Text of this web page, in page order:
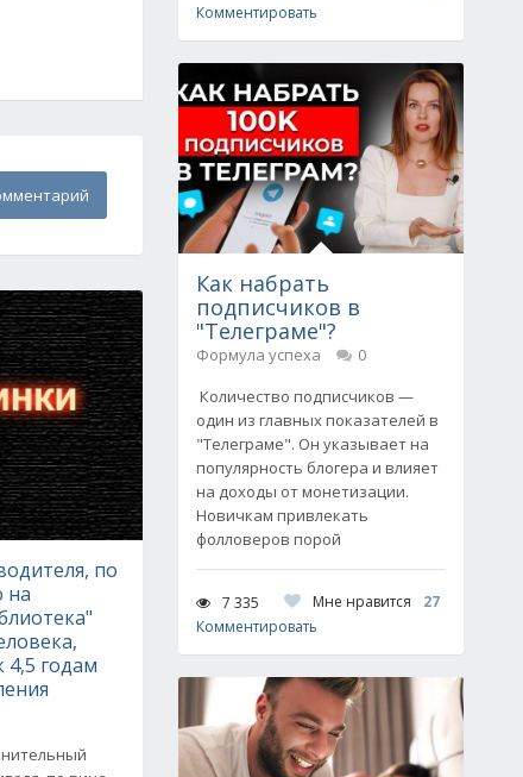
по
на
4,5 годам
Комментировать
Как набрать
подписчиков в
"Телеграме"?
Формула успеха
0
Количество подписчиков —
один из главных показателей в
"Телеграме". Он указывает на
популярность блогера и влияет
на доходы от монетизации.
Новичкам привлекать
фолловеров порой
7 335 Мне нравится
27
Комментировать